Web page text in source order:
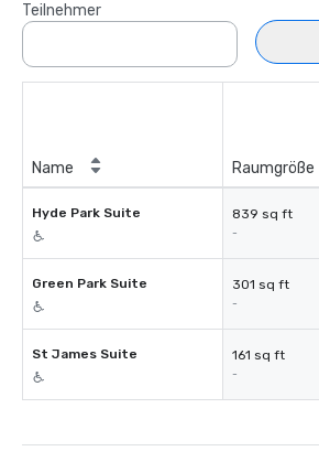
Teilnehmer
Name Raumgröße
Hyde Park Suite 839 sq ft
-
Green Park Suite 301 sq ft
-
St James Suite 161 sq ft
-